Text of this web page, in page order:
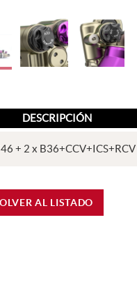
DESCRIPCIÓN
+ 2 x B36+CCV+ICS+RCV
AL LISTADO